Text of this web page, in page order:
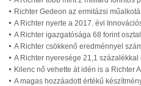
Richter Gedeon az ermitázsi
A Richter nyerte a 2017. évi
A Richter igazgatósága 68 forint
A Richter csökkenő eredménnyel
A Richter nyeresége 21,1
Kilenc nő vehette át idén is a Richter
A magas hozzáadott értékű